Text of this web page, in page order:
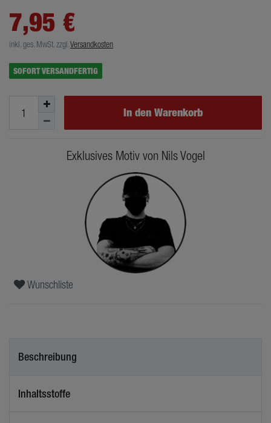
7,95 €
inkl. ges. MwSt.zzgl.Versandkosten
SOFORT VERSANDFERTIG
In den Warenkorb
Exklusives Motiv von Nils Vogel
Wunschliste
Beschreibung
Inhaltsstoffe